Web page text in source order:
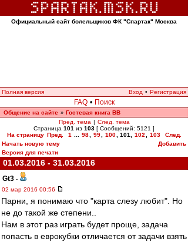
Официальный сайт болельщиков ФК "Спартак" Москва
Полная версия Вход • Регистрация
FAQ • Поиск
Общение на сайте » Гостевая книга ВВ
Пред. тема | След. тема
Страница 101 из 103 [ Сообщений: 5121 ]
На страницу Пред. 1 98 99 100 101 102 103
След.
Начать новую тему
Добавить
Версия для печати
01.03.2016 - 31.03.2016
Gt3 -
02 мар 2016 00:56
Парни, я понимаю что "карта слезу любит". Но
не до такой же степени..
Нам в этот раз играть будет проще, задача
попасть в еврокубки отличается от задачи взять